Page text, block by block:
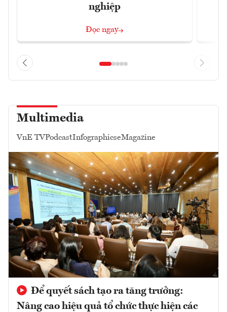
nghiệp
Đọc ngay
Multimedia
VnE TVPodcastInfographicseMagazine
Để quyết sách tạo ra tăng trưởng:
Nâng cao hiệu quả tổ chức thực hiện các